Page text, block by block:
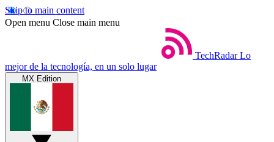
Skip to main content
Open menu Close main menu
TechRadar Lo
mejor de la tecnología, en un solo lugar
MX Edition